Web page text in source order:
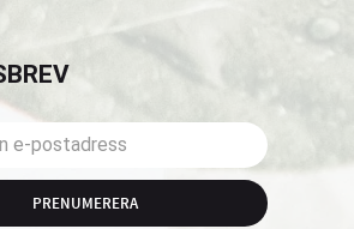
PRENUMERERA